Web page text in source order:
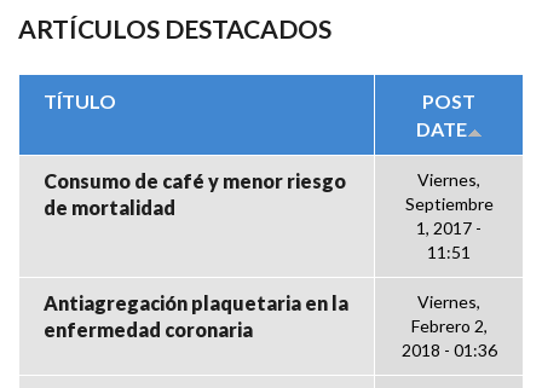
ARTÍCULOS DESTACADOS
TÍTULO
POST
DATE
Consumo de café y menor riesgo
de mortalidad
Viernes,
Septiembre
1, 2017 -
11:51
Antiagregación plaquetaria en la
enfermedad coronaria
Viernes,
Febrero 2,
2018 - 01:36